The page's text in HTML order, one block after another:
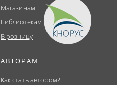
Магазинам
Библиотекам
В розницу
АВТОРАМ
Как стать автором?